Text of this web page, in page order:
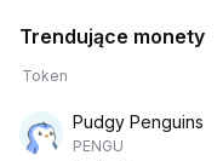
Trendujące monety
Token
Pudgy Penguins
PENGU